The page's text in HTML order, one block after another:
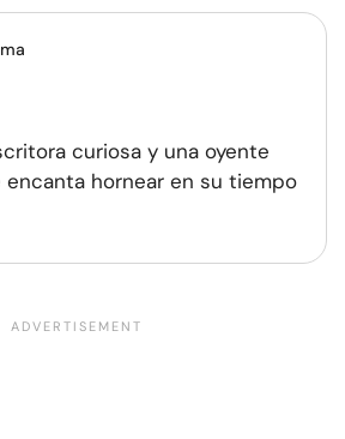
curiosa y una oyente
encanta hornear en su tiempo